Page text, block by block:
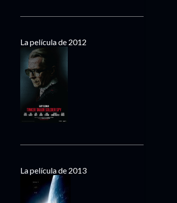
La película de 2012
La película de 2013